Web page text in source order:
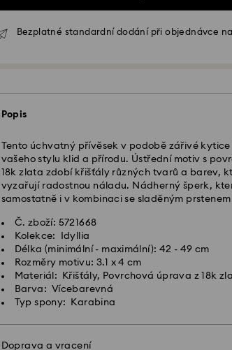
Bezplatné standardní dodání při objednávce
Popis
Tento úchvatný přívěsek v podobě zářivé
vašeho stylu klid a přírodu. Ústřední motiv s
18k zlata zdobí křišťály různých tvarů a barev,
vyzařují radostnou náladu. Nádherný šperk,
samostatně i v kombinaci se sladěným
Č. zboží: 5721668
Kolekce: Idyllia
Délka (minimální - maximální): 42 - 49 cm
Rozměry motivu: 3.1 x 4 cm
Materiál: Křišťály, Povrchová úprava z 18k
Barva: Vícebarevná
Typ spony: Karabina
Doprava a vracení
Objednávky podané od pondělí do pátku do
Standardní dodací lhůta: 2 pracovní dny po
Standardní náklady na dopravu: CZK 180
Standardní doprava zdarma nad: CZK 2460
Objednávky podané od pondělí do pátku do
zpracovány a odeslány tentýž pracovní den.
Expresní dodací lhůta: 1-2 pracovní den po
Náklady na expresní přepravu: CZK 480
Společnost Swarovski nedoručuje do P.O. boxů